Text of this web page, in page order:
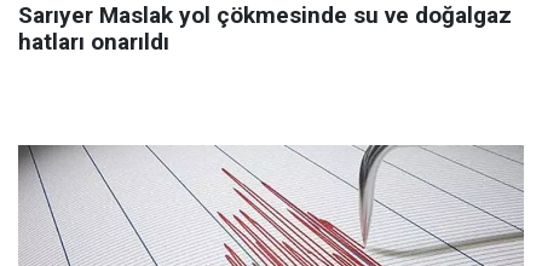
Sarıyer Maslak yol çökmesinde su ve doğalgaz
hatları onarıldı